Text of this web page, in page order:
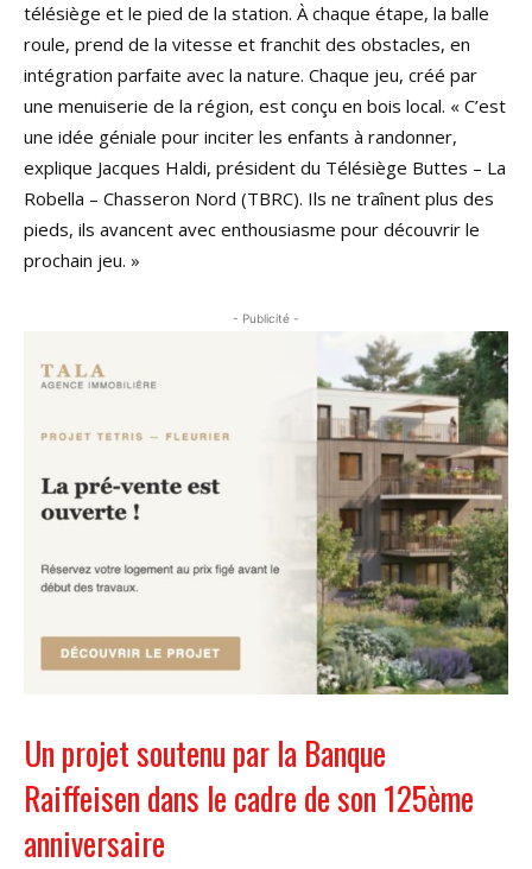
télésiège et le pied de la station. À chaque étape, la balle
roule, prend de la vitesse et franchit des obstacles, en
intégration parfaite avec la nature. Chaque jeu, créé par
une menuiserie de la région, est conçu en bois local. « C’est
une idée géniale pour inciter les enfants à randonner,
explique Jacques Haldi, président du Télésiège Buttes – La
Robella – Chasseron Nord (TBRC). Ils ne traînent plus des
pieds, ils avancent avec enthousiasme pour découvrir le
prochain jeu. »
- Publicité -
Un projet soutenu par la Banque
Raiffeisen dans le cadre de son 125ème
anniversaire